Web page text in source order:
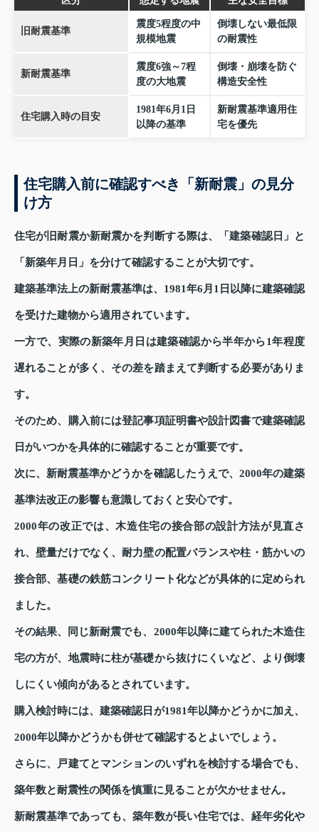
旧耐震基準
震度5程度の中
規模地震
倒壊しない最低限
の耐震性
新耐震基準
震度6強～7程
度の大地震
倒壊・崩壊を防ぐ
構造安全性
住宅購入時の目安
1981年6月1日
以降の基準
新耐震基準適用住
宅を優先
住宅購入前に確認すべき「新耐震」の見分
け方
住宅が旧耐震か新耐震かを判断する際は、「建築確認日」と
「新築年月日」を分けて確認することが大切です。
建築基準法上の新耐震基準は、1981年6月1日以降に建築確認
を受けた建物から適用されています。
一方で、実際の新築年月日は建築確認から半年から1年程度
遅れることが多く、その差を踏まえて判断する必要がありま
す。
そのため、購入前には登記事項証明書や設計図書で建築確認
日がいつかを具体的に確認することが重要です。
次に、新耐震基準かどうかを確認したうえで、2000年の建築
基準法改正の影響も意識しておくと安心です。
2000年の改正では、木造住宅の接合部の設計方法が見直さ
れ、壁量だけでなく、耐力壁の配置バランスや柱・筋かいの
接合部、基礎の鉄筋コンクリート化などが具体的に定められ
ました。
その結果、同じ新耐震でも、2000年以降に建てられた木造住
宅の方が、地震時に柱が基礎から抜けにくいなど、より倒壊
しにくい傾向があるとされています。
購入検討時には、建築確認日が1981年以降かどうかに加え、
2000年以降かどうかも併せて確認するとよいでしょう。
さらに、戸建てとマンションのいずれを検討する場合でも、
築年数と耐震性の関係を慎重に見ることが欠かせません。
新耐震基準であっても、築年数が長い住宅では、経年劣化や